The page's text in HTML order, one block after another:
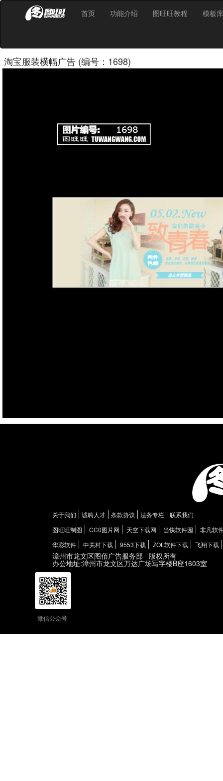
首页 功能介绍 图旺旺教程 模板库
淘宝服装横幅广告 (编号：1698)
关于我们 诚聘人才 条款协议 法务专栏
联系我们
图旺旺制图
CC0图片网 天空下载网 当快软件园
非凡软
华彩软件
中关村下载 9553下载 ZOL软件下载 飞翔下载
漳州市龙文区图佰广告服务部 版权所有
办公地址:漳州市龙文区万达广场写字楼B座1603室
微信公众号